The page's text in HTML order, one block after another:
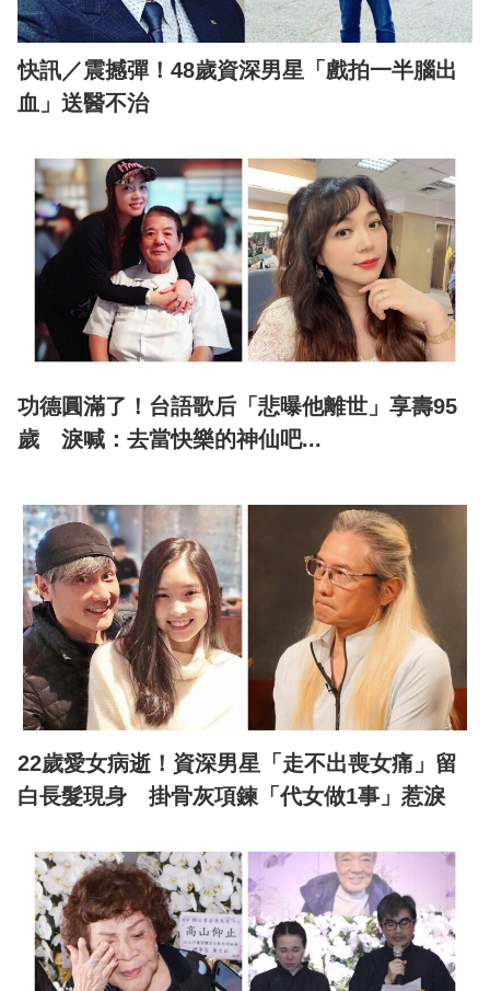
快訊／震撼彈！48歲資深男星「戲拍一半腦出
血」送醫不治
功德圓滿了！台語歌后「悲曝他離世」享壽95
歲 淚喊：去當快樂的神仙吧...
22歲愛女病逝！資深男星「走不出喪女痛」留
白長髮現身 掛骨灰項鍊「代女做1事」惹淚